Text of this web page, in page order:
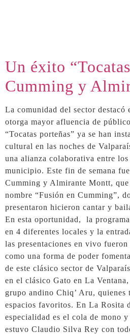
Un éxito
Cumming y
La comunidad del sector destacó
otorga mayor afluencia de
“Tocatas porteñas” ya se han
cultural en las noches de
una alianza colaborativa entre
municipio. Este fin de semana
Cumming y Almirante Montt,
nombre “Fusión en Cumming”,
presentaron hicieron cantar y
En esta oportunidad, la
en 4 diferentes locales y la
las presentaciones en vivo
como una forma de poder
de este clásico sector de
en el clásico Gato en La
grupo andino Chiq’ Aru, quienes
espacios favoritos. En La Rosita
especialidad es el cola de mono y
estuvo Claudio Silva Rey con